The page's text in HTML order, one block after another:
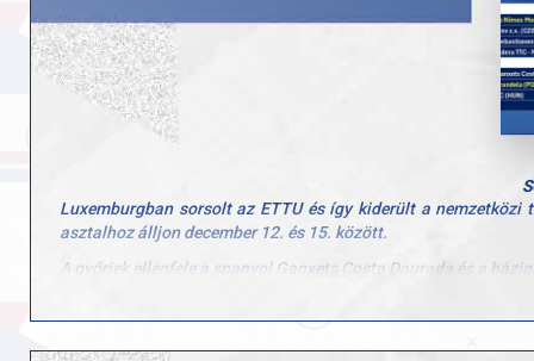
Luxemburgban sorsolt az ETTU és így kiderült a
asztalhoz álljon december 12. és 15. között.
A győriek ellenfele a spanyol Ganxets Costa Daurada és a